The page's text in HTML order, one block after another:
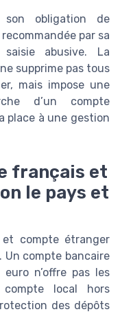
son obligation de
par sa
abusive. La
supprime pas tous
mais impose une
d’un compte
place à une gestion
français et
le pays et
compte étranger
Un compte bancaire
n’offre pas les
compte local hors
des dépôts